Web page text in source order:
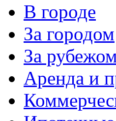
В городе
За городом
За
Аренда и